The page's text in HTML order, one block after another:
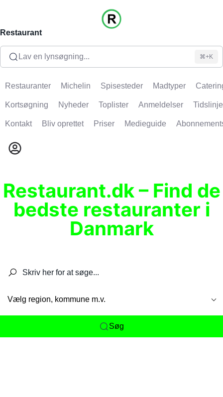
Restaurant
Lav en lynsøgning... ⌘+K
Restauranter Michelin Spisesteder Madtyper
Kortsøgning Nyheder Toplister Anmeldelser Tidslinje
Kontakt Bliv oprettet Priser Medieguide
Restaurant.dk – Find de
bedste restauranter i
Danmark
Vælg region, kommune m.v.
Søg